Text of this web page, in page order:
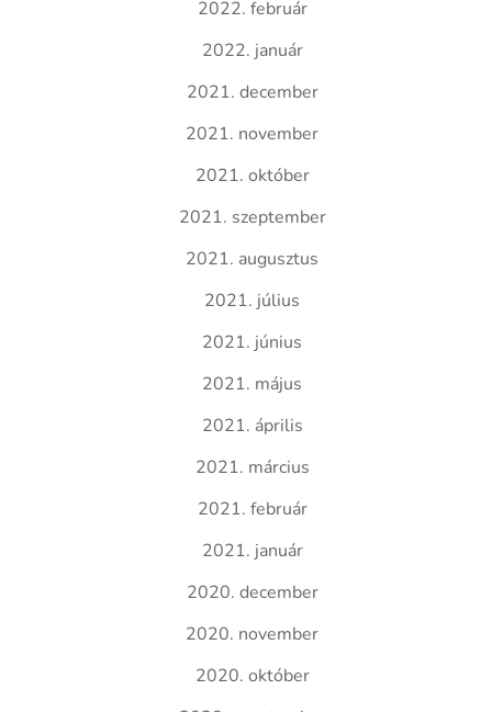
2022. február
2022. január
2021. december
2021. november
2021. október
2021. szeptember
2021. augusztus
2021. július
2021. június
2021. május
2021. április
2021. március
2021. február
2021. január
2020. december
2020. november
2020. október